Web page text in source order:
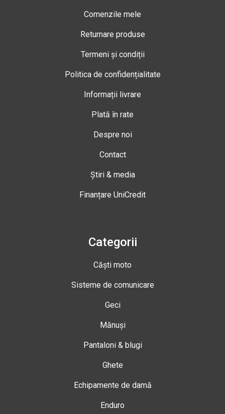
Comenzile mele
Returnare produse
Termeni și condiții
Politica de confidențialitate
Informații livrare
Plată în rate
Despre noi
Contact
Știri & media
Finanțare UniCredit
Categorii
Căști moto
Sisteme de comunicare
Geci
Mănuși
Pantaloni & blugi
Ghete
Echipamente de damă
Enduro